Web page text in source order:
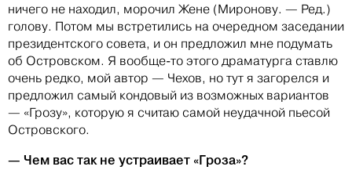
ничего не находил, морочил Жене (Миронову. — Ред.)
голову. Потом мы встретились на очередном заседании
президентского совета, и он предложил мне подумать
об Островском. Я вообще-то этого драматурга ставлю
очень редко, мой автор — Чехов, но тут я загорелся и
предложил самый кондовый из возможных вариантов
— «Грозу», которую я считаю самой неудачной пьесой
Островского.
— Чем вас так не устраивает «Гроза»?